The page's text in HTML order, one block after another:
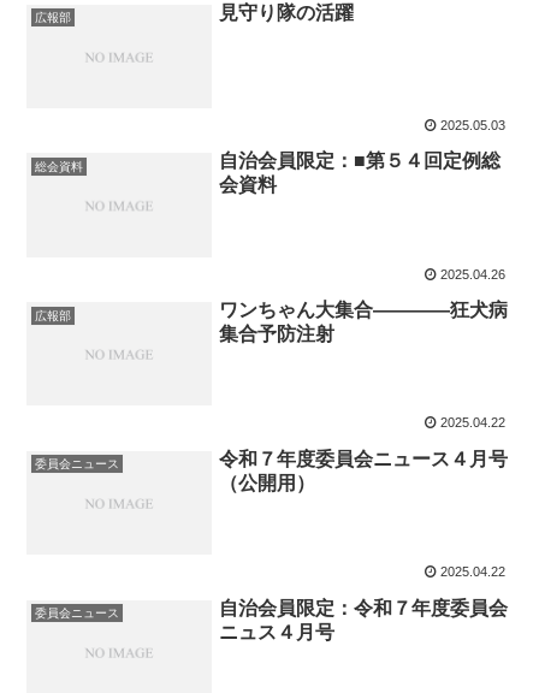
広報部 見守り隊の活躍
2025.05.03
総会資料
自治会員限定：■第５４回定例総
会資料
2025.04.26
広報部
ワンちゃん大集合————狂犬病
集合予防注射
2025.04.22
委員会ニュース
令和７年度委員会ニュース４月号
（公開用）
2025.04.22
委員会ニュース
自治会員限定：令和７年度委員会
ニュス４月号